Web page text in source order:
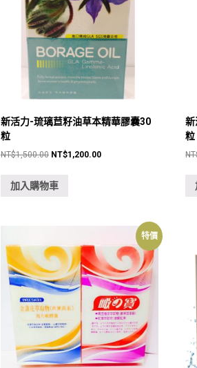
新活力-琉璃苣籽油草本精華膠囊30
粒
NT$1,500.00 原
價
格：
NT$1,200.00目
加入購物車
粒
特價